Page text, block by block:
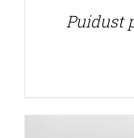
Puidust